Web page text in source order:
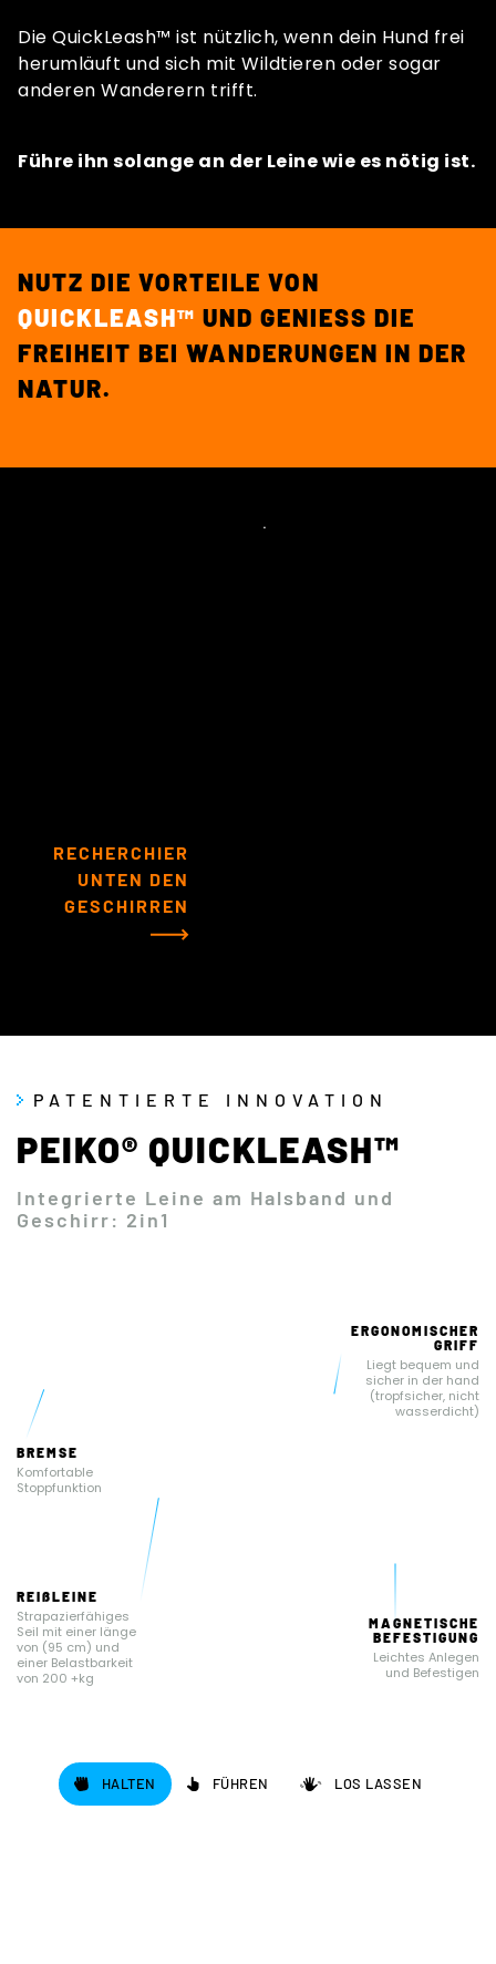
Die QuickLeash™ ist nützlich, wenn dein Hund frei
herumläuft und sich mit Wildtieren oder sogar
anderen Wanderern trifft.
Führe ihn solange an der Leine wie es nötig ist.
NUTZ DIE VORTEILE VON
QUICKLEASH™ UND GENIESS DIE F
REIHEIT BEI WANDERUNGEN IN DER N
ATUR.
˙
RECHERCHIER
UNTEN DEN
GESCHIRREN
PATENTIERTE INNOVATION
PEIKO® QUICKLEASH™
Integrierte Leine am Halsband und
Geschirr: 2in1
ERGONOMISCHER
GRIFF
Liegt bequem und
sicher in der hand
(tropfsicher, nicht
wasserdicht)
BREMSE
Komfortable
Stoppfunktion
REIßLEINE
Strapazierfähiges
Seil mit einer länge
von (95 cm) und
einer Belastbarkeit
von 200 +kg
MAGNETISCHE
BEFESTIGUNG
Leichtes Anlegen
und Befestigen
HALTEN FÜHREN LOS LASSEN